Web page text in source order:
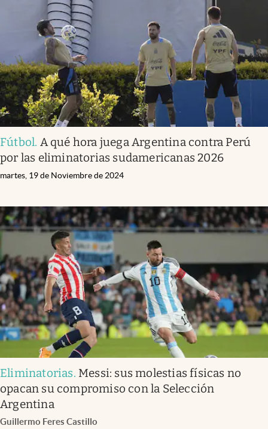
Infotechnology
Clase
Mundial 2026
Eventos Corporativos
El Cronista Studio
Mediakit
abre en nueva pestaña
Argentina
Fútbol. A qué hora juega Argentina contra Perú
por las eliminatorias sudamericanas 2026
martes, 19 de Noviembre de 2024
Eliminatorias. Messi: sus molestias físicas no
opacan su compromiso con la Selección
Argentina
Guillermo Feres Castillo